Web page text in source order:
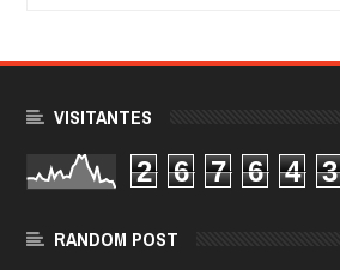
VISITANTES
2 6 7 6 4 3
RANDOM POST